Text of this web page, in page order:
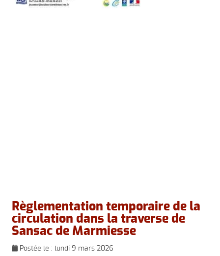
Règlementation temporaire de la
circulation dans la traverse de
Sansac de Marmiesse
Postée le : lundi 9 mars 2026